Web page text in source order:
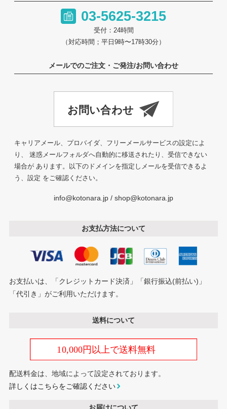
03-5625-3215
受付：24時間
（対応時間；平日9時〜17時30分）
メールでのご注文・ご発注/お問い合わせ
キャリアメール、プロバイダ、フリーメールサービスの設定によ
り、 迷惑メールフォルダへ自動的に移送されたり、受信できない
場合が あります。以下のドメインを指定しメールを受信できるよ
う、設定 をご確認ください。
info@kotonara.jp / shop@kotonara.jp
お支払方法について
お支払いは、「クレジットカード決済」「銀行振込(前払い)」
「代引き」がご利用いただけます。
送料について
配送料金は、地域によって設定されております。
詳しくはこちらをご確認ください
お届けについて